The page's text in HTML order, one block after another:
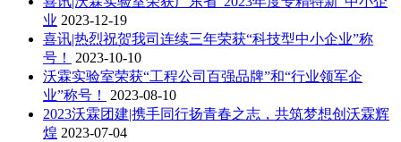
业 2023-12-19
喜讯|热烈祝贺我司连续三年荣获“科技型中小企业”称
号！
2023-10-10
沃霖实验室荣获“工程公司百强品牌”和“行业领军企
业”称号！
2023-08-10
2023沃霖团建|携手同行扬青春之志，共筑梦想创沃霖辉
煌 2023-07-04